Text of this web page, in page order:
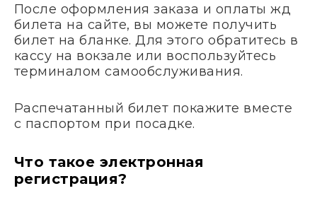
После оформления заказа и оплаты жд
билета на сайте, вы можете получить
билет на бланке. Для этого обратитесь в
кассу на вокзале или воспользуйтесь
терминалом самообслуживания.
Распечатанный билет покажите вместе
с паспортом при посадке.
Что такое электронная
регистрация?